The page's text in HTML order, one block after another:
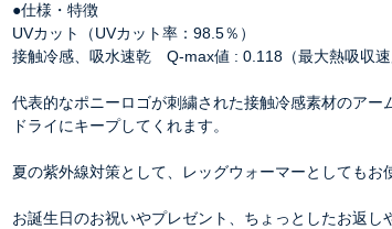
●仕様・特徴
UVカット（UVカット率：98.5％）
接触冷感、吸水速乾 Q-max値 : 0.118（最大熱吸収速
代表的なポニーロゴが刺繍された接触冷感素材のア
ドライにキープしてくれます。
夏の紫外線対策として、レッグウォーマーとしてもお
お誕生日のお祝いやプレゼント、ちょっとしたお返し